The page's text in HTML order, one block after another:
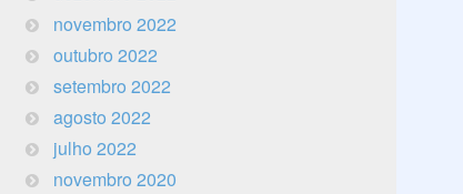
novembro 2022
outubro 2022
setembro 2022
agosto 2022
julho 2022
novembro 2020